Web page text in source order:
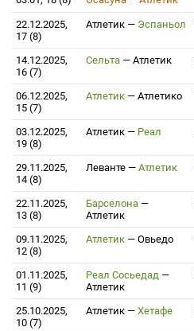
22.12.2025,
17 (8)
Атлетик — Эспаньол
14.12.2025,
16 (7)
Сельта — Атлетик
06.12.2025,
15 (7)
Атлетик — Атлетико
03.12.2025,
19 (8)
Атлетик — Реал
29.11.2025,
14 (8)
Леванте — Атлетик
22.11.2025,
13 (8)
Барселона —
Атлетик
09.11.2025,
12 (8)
Атлетик — Овьедо
01.11.2025,
11 (9)
Реал Сосьедад —
Атлетик
25.10.2025,
10 (7)
Атлетик — Хетафе